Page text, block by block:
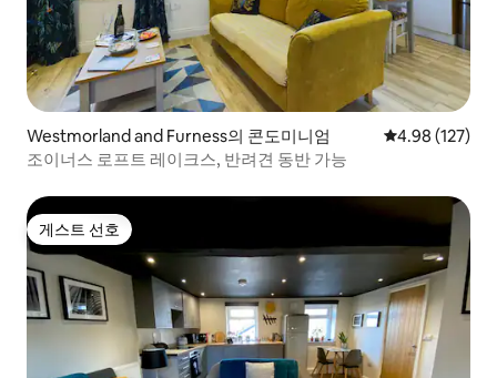
Westmorland and Furness의 콘도미니엄 평점 4.98점(5
4.98 (127)
조이너스 로프트 레이크스, 반려견 동반 가능
게스트 선호
게스트 선호